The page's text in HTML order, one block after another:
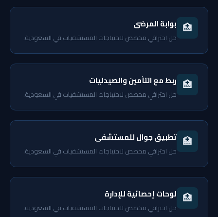
🏥 بوابة المرضى
حل احترافي مخصص لاحتياجات المستشفيات في السعودية.
🏥 ربط مع التأمين والصيدليات
حل احترافي مخصص لاحتياجات المستشفيات في السعودية.
🏥 تطبيق جوال للمستشفى
حل احترافي مخصص لاحتياجات المستشفيات في السعودية.
🏥 لوحات إحصائية للإدارة
حل احترافي مخصص لاحتياجات المستشفيات في السعودية.